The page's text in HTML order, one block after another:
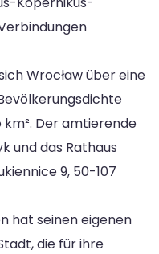
Wrocław über eine
km². Der amtierende
und das Rathaus
9, 50-107
hat seinen eigenen
die für ihre